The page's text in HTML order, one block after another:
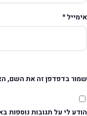
*
בדפדפן זה את השם,
לי על תגובות נוספות